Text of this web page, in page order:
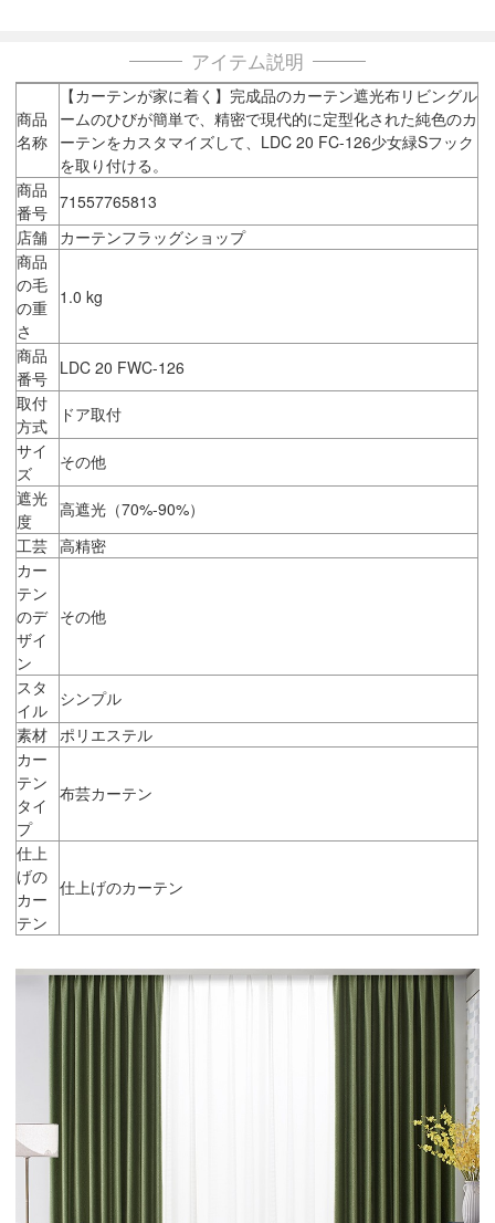
アイテム説明
商品
名称
【カーテンが家に着く】完成品のカーテン遮光布リビングル
ームのひびが簡単で、精密で現代的に定型化された純色のカ
ーテンをカスタマイズして、LDC 20 FC-126少女緑Sフック
を取り付ける。
商品
番号 71557765813
店舗 カーテンフラッグショップ
商品
の毛
の重
さ
1.0 kg
商品
番号 LDC 20 FWC-126
取付
方式
ドア取付
サイ
ズ
その他
遮光
度
高遮光（70%-90%）
工芸 高精密
カー
テン
のデ
ザイ
ン
その他
スタ
イル
シンプル
素材 ポリエステル
カー
テン
タイ
プ
布芸カーテン
仕上
げの
カー
テン
仕上げのカーテン